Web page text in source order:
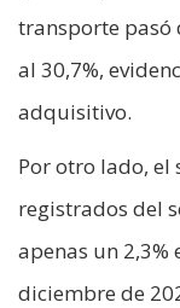
transporte pasó
al 30,7%,
adquisitivo.
Por otro lado,
registrados del
apenas un 2,3%
diciembre de